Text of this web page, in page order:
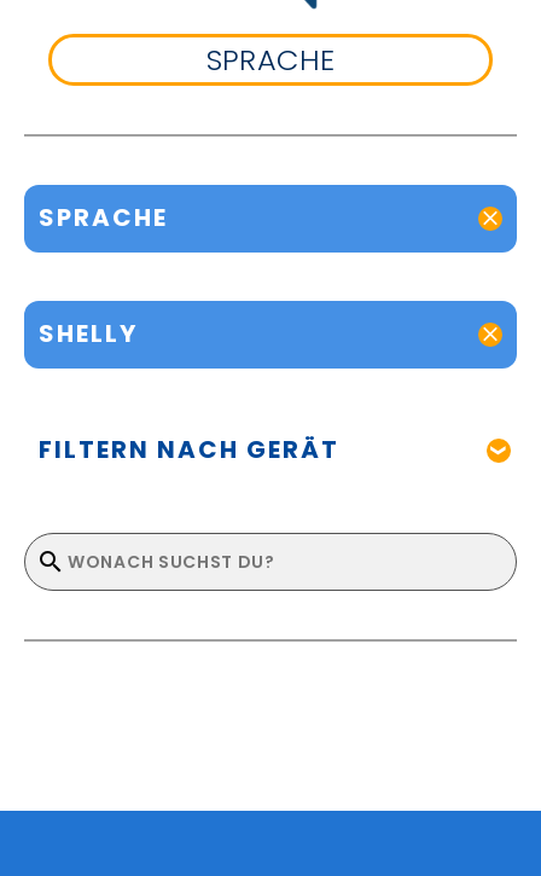
SPRACHE
SPRACHE
SHELLY
FILTERN NACH GERÄT